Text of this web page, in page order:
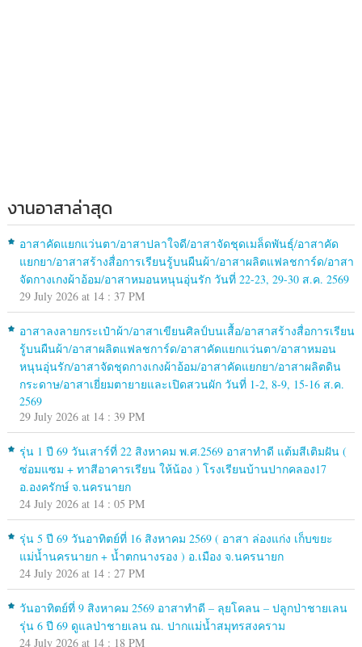
งานอาสาล่าสุด
อาสาคัดแยกแว่นตา/อาสาปลาใจดี/อาสาจัดชุดเมล็ดพันธุ์/อาสาคัด
แยกยา/อาสาสร้างสื่อการเรียนรู้บนผืนผ้า/อาสาผลิตแฟลชการ์ด/อาสา
จัดกางเกงผ้าอ้อม/อาสาหมอนหนุนอุ่นรัก วันที่ 22-23, 29-30 ส.ค. 2569
29 July 2026 at 14 : 37 PM
อาสาลงลายกระเป๋าผ้า/อาสาเขียนศิลป์บนเสื้อ/อาสาสร้างสื่อการเรียน
รู้บนผืนผ้า/อาสาผลิตแฟลชการ์ด/อาสาคัดแยกแว่นตา/อาสาหมอน
หนุนอุ่นรัก/อาสาจัดชุดกางเกงผ้าอ้อม/อาสาคัดแยกยา/อาสาผลิตดิน
กระดาษ/อาสาเยี่ยมตายายและเปิดสวนผัก วันที่ 1-2, 8-9, 15-16 ส.ค.
2569
29 July 2026 at 14 : 39 PM
รุ่น 1 ปี 69 วันเสาร์ที่ 22 สิงหาคม พ.ศ.2569 อาสาทำดี แต้มสีเติมฝัน (
ซ่อมแซม + ทาสีอาคารเรียน ให้น้อง ) โรงเรียนบ้านปากคลอง17
อ.องครักษ์ จ.นครนายก
24 July 2026 at 14 : 05 PM
รุ่น 5 ปี 69 วันอาทิตย์ที่ 16 สิงหาคม 2569 ( อาสา ล่องแก่ง เก็บขยะ
แม่น้ำนครนายก + น้ำตกนางรอง ) อ.เมือง จ.นครนายก
24 July 2026 at 14 : 27 PM
วันอาทิตย์ที่ 9 สิงหาคม 2569 อาสาทำดี – ลุยโคลน – ปลูกป่าชายเลน
รุ่น 6 ปี 69 ดูแลป่าชายเลน ณ. ปากแม่น้ำสมุทรสงคราม
24 July 2026 at 14 : 18 PM